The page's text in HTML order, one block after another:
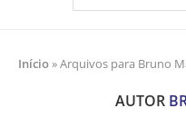
Início»Arquivos para Bruno
AUTOR